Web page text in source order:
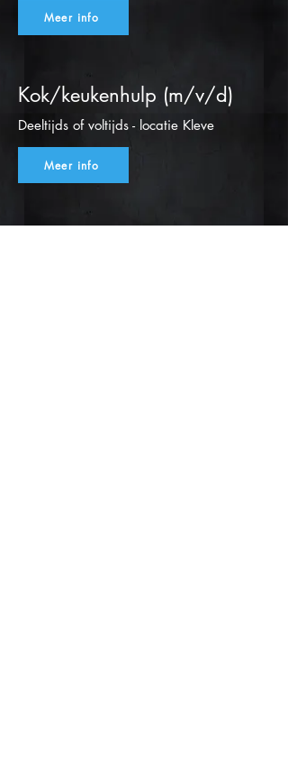
Meer info
Kok/keukenhulp (m/v/d)
Deeltijds of voltijds - locatie Kleve
Meer info